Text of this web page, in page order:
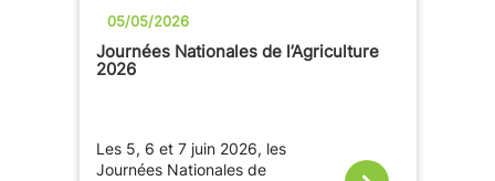
05/05/2026
Journées Nationales de l’Agriculture
2026
Les 5, 6 et 7 juin 2026, les
Journées Nationales de